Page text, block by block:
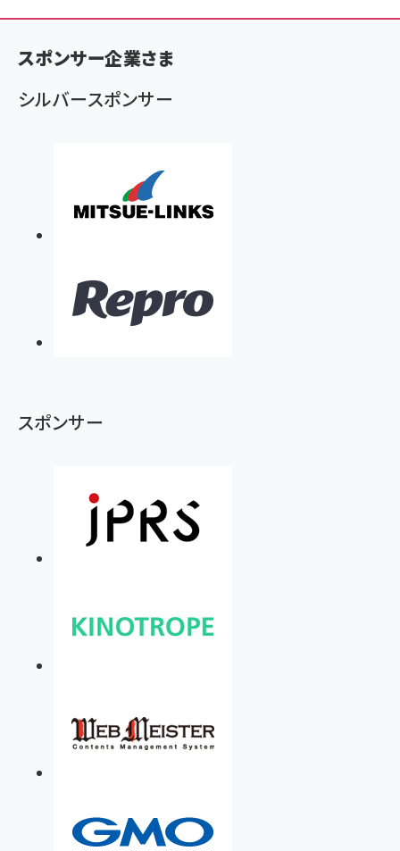
ン
く
ず
スポンサー企業さま
シルバースポンサー
スポンサー